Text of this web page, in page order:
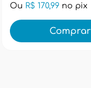
Ou R$ 170,99 no pix
Comprar